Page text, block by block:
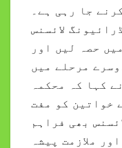
جا رہی ہے۔
لائسنس
حصہ لیں اور
مرحلے میں
کہا کہ محکمہ
خواتین کو مفت
بھی فراہم
ملازمت پیشہ